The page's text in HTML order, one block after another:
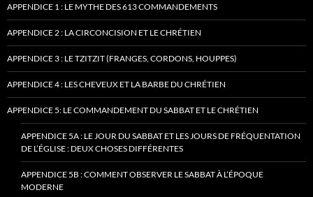
APPENDICE 1 : LE MYTHE DES 613 COMMANDEMENTS
APPENDICE 2 : LA CIRCONCISION ET LE CHRÉTIEN
APPENDICE 3 : LE TZITZIT (FRANGES, CORDONS, HOUPPES)
APPENDICE 4 : LES CHEVEUX ET LA BARBE DU CHRÉTIEN
APPENDICE 5: LE COMMANDEMENT DU SABBAT ET LE CHRÉTIEN
APPENDICE 5A : LE JOUR DU SABBAT ET LES JOURS DE FRÉQUENTATION
DE L’ÉGLISE : DEUX CHOSES DIFFÉRENTES
APPENDICE 5B : COMMENT OBSERVER LE SABBAT À L’ÉPOQUE
MODERNE